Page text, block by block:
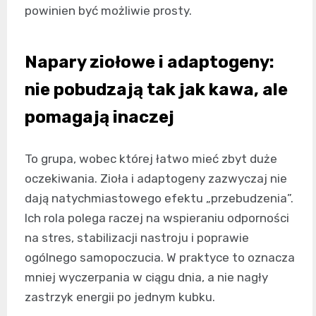
powinien być możliwie prosty.
Napary ziołowe i adaptogeny:
nie pobudzają tak jak kawa, ale
pomagają inaczej
To grupa, wobec której łatwo mieć zbyt duże
oczekiwania. Zioła i adaptogeny zazwyczaj nie
dają natychmiastowego efektu „przebudzenia”.
Ich rola polega raczej na wspieraniu odporności
na stres, stabilizacji nastroju i poprawie
ogólnego samopoczucia. W praktyce to oznacza
mniej wyczerpania w ciągu dnia, a nie nagły
zastrzyk energii po jednym kubku.